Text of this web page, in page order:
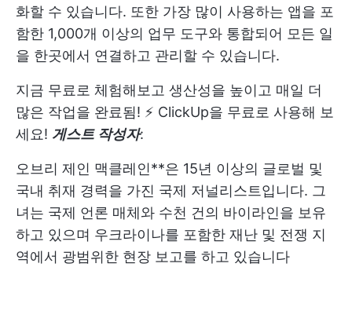
화할 수 있습니다. 또한 가장 많이 사용하는 앱을 포
함한 1,000개 이상의 업무 도구와 통합되어 모든 일
을 한곳에서 연결하고 관리할 수 있습니다.
지금 무료로 체험해보고 생산성을 높이고 매일 더
많은 작업을 완료됨! ⚡️ ClickUp을 무료로 사용해 보
세요! 게스트 작성자:
오브리 제인 맥클레인**은 15년 이상의 글로벌 및
국내 취재 경력을 가진 국제 저널리스트입니다. 그
녀는 국제 언론 매체와 수천 건의 바이라인을 보유
하고 있으며 우크라이나를 포함한 재난 및 전쟁 지
역에서 광범위한 현장 보고를 하고 있습니다